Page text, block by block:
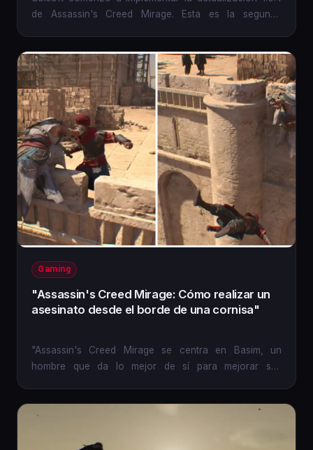
de Assassin's Creed Mirage. Esta es la segunda
Gaming
"Assassin's Creed Mirage: Cómo realizar un
asesinato desde el borde de una cornisa"
"Assassin's Creed Mirage se centra en Basim, un
hombre que da lo mejor de sí para mejorar sus